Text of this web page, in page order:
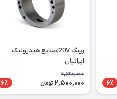
6٪
رینگ 20V|صنایع هیدرولیک
ایرانیان
2,640,000
2,500,000 تومان 6٪